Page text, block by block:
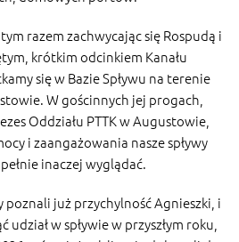
razem zachwycając się Rospudą i
krótkim odcinkiem Kanału
się w Bazie Spływu na terenie
W gościnnych jej progach,
Oddziału PTTK w Augustowie,
i zaangażowania nasze spływy
inaczej wyglądać.
poznali już przychylność Agnieszki, i
w spływie w przyszłym roku,